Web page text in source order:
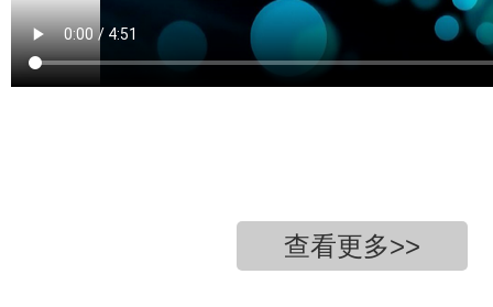
查看更多>>